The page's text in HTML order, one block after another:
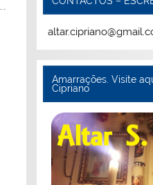
Amarrações. Visite
Cipriano